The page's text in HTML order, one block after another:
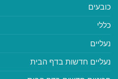
כובעים
כללי
נעליים
נעליים חדשות בדף הבית